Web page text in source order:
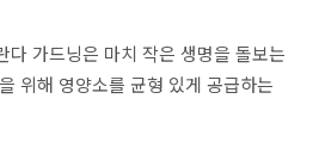
다 가드닝은 마치 작은 생명을 돌보는
위해 영양소를 균형 있게 공급하는